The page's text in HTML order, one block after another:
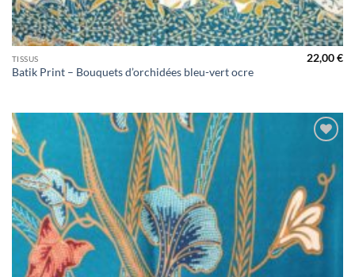
TISSUS
Batik Print – Bouquets d’orchidées bleu-vert ocre
22,00€
à la liste
de
souhaits